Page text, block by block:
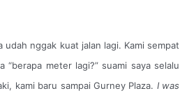
nggak kuat jalan lagi. Kami sempat
meter lagi?” suami saya selalu
kami baru sampai Gurney Plaza. I was